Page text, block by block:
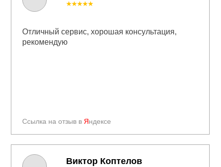
Ссылка на отзыв в Яндексе
★★★★★
Отличный сервис, хорошая консультация,
рекомендую
Виктор Коптелов